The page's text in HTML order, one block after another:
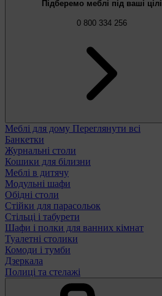
Підберемо меблі під ваші цілі
0 800 334 256
Меблі для дому Переглянути всі
Банкетки
Журнальні столи
Кошики для білизни
Меблі в дитячу
Модульні шафи
Обідні столи
Стійки для парасольок
Стільці і табурети
Шафи і полки для ванних кімнат
Туалетні столики
Комоди і тумби
Дзеркала
Полиці та стелажі